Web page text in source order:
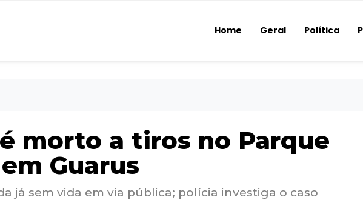
Home Geral Política
morto a tiros no Parque
Guarus
já sem vida em via pública; polícia investiga o caso